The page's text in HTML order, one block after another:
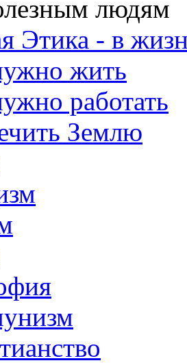
людям
Этика - в
жить
работать
Землю